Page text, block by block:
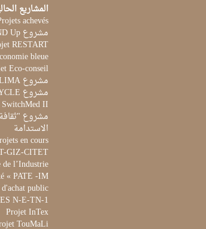
المشاريع
achevés
مشروع STAND Up
RESTART
bleue
Eco-conseil
مشروع CLIMA
مشروع AQUACYCLE
II
مشروع
الاستدامة
en cours
GIZ-CITET
l’Industrie
PATE -IM »
public
N-E-TN-1
Projet InTex
TouMaLi